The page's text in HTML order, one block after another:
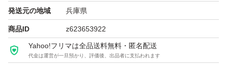
発送元の地域 兵庫県
商品ID z623653922
Yahoo!フリマは全品送料無料・匿名配送
代金は運営が一旦預かり、評価後、出品者に支払われます